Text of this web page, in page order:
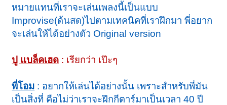
หมายแทนที่เราจะเล่นเพลงนี้เป็นแบบ
Improvise(ด้นสด)ไปตามเทคนิคที่เราฝึกมา พี่อยาก
จะเล่นให้ได้อย่างตัว Original version
ปู แบล็คเฮด : เรียกว่า เป๊ะๆ
พี่โอม : อยากให้เล่นได้อย่างนั้น เพราะสำหรับพี่มัน
เป็นสิ่งที่ คือไม่ว่าเราจะฝึกกีตาร์มาเป็นเวลา 40 ปี